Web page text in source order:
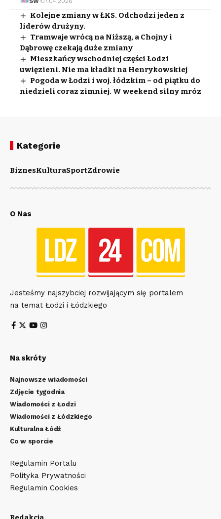
Kolejne zmiany w ŁKS. Odchodzi jeden z
liderów drużyny.
Tramwaje wrócą na Niższą, a Chojny i
Dąbrowę czekają duże zmiany
Mieszkańcy wschodniej części Łodzi
uwięzieni. Nie ma kładki na Henrykowskiej
Pogoda w Łodzi i woj. łódzkim – od piątku do
niedzieli coraz zimniej. W weekend silny mróz
Kategorie
BiznesKulturaSportZdrowie
O Nas
Jesteśmy najszybciej rozwijającym się portalem
na temat Łodzi i Łódzkiego
Na skróty
Najnowsze wiadomości
Zdjęcie tygodnia
Wiadomości z Łodzi
Wiadomości z Łódzkiego
Kulturalna Łódź
Co w sporcie
Regulamin Portalu
Polityka Prywatności
Regulamin Cookies